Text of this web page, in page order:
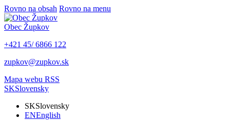
Rovno na obsah Rovno na menu
Obec Župkov
+421 45/ 6866 122
zupkov@zupkov.sk
Mapa webu RSS
SKSlovensky
SKSlovensky
ENEnglish